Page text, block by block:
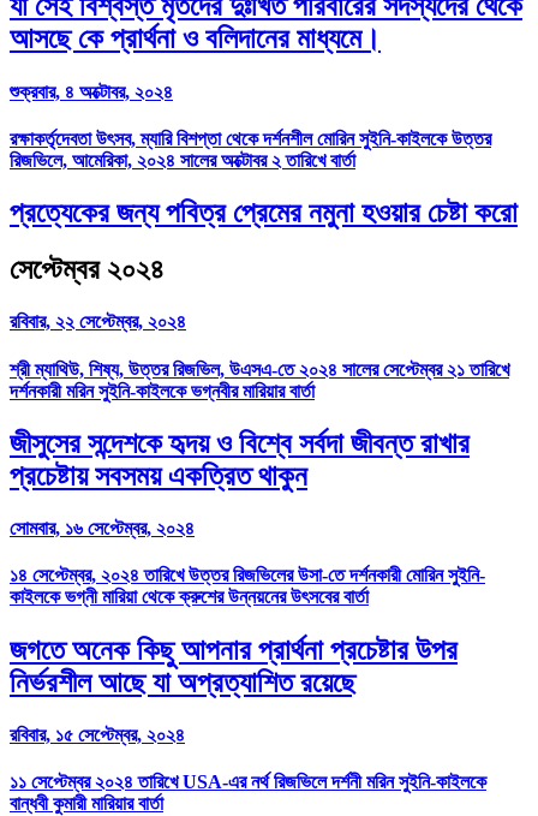
যা সেই বিশ্বস্ত মৃতদের দুঃখিত পরিবারের সদস্যদের থেকে
আসছে কে প্রার্থনা ও বলিদানের মাধ্যমে।
শুক্রবার, ৪ অক্টোবর, ২০২৪
রক্ষাকর্তৃদেবতা উৎসব, ম্যারি বিশপ্তা থেকে দর্শনশীল মোরিন সুইনি-কাইলকে উত্তর
রিজভিলে, আমেরিকা, ২০২৪ সালের অক্টোবর ২ তারিখে বার্তা
প্রত্যেকের জন্য পবিত্র প্রেমের নমুনা হওয়ার চেষ্টা করো
সেপ্টেম্বর ২০২৪
রবিবার, ২২ সেপ্টেম্বর, ২০২৪
শ্রী ম্যাথিউ, শিষ্য, উত্তর রিজভিল, উএসএ-তে ২০২৪ সালের সেপ্টেম্বর ২১ তারিখে
দর্শনকারী মরিন সুইনি-কাইলকে ভগ্নবীর মারিয়ার বার্তা
জীসুসের সন্দেশকে হৃদয় ও বিশ্বে সর্বদা জীবন্ত রাখার
প্রচেষ্টায় সবসময় একত্রিত থাকুন
সোমবার, ১৬ সেপ্টেম্বর, ২০২৪
১৪ সেপ্টেম্বর, ২০২৪ তারিখে উত্তর রিজভিলের উসা-তে দর্শনকারী মোরিন সুইনি-
কাইলকে ভগ্নী মারিয়া থেকে ক্রুশের উন্নয়নের উৎসবের বার্তা
জগতে অনেক কিছু আপনার প্রার্থনা প্রচেষ্টার উপর
নির্ভরশীল আছে যা অপ্রত্যাশিত রয়েছে
রবিবার, ১৫ সেপ্টেম্বর, ২০২৪
১১ সেপ্টেম্বর ২০২৪ তারিখে USA-এর নর্থ রিজভিলে দর্শনী মরিন সুইনি-কাইলকে
বান্ধবী কুমারী মারিয়ার বার্তা